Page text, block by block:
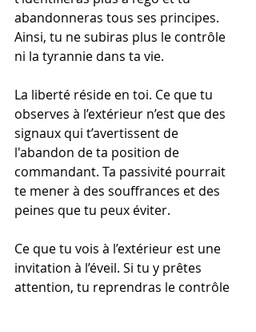
abandonneras tous ses principes.
Ainsi, tu ne subiras plus le contrôle
ni la tyrannie dans ta vie.
La liberté réside en toi. Ce que tu
observes à l’extérieur n’est que des
signaux qui t’avertissent de
l'abandon de ta position de
commandant. Ta passivité pourrait
te mener à des souffrances et des
peines que tu peux éviter.
Ce que tu vois à l’extérieur est une
invitation à l’éveil. Si tu y prêtes
attention, tu reprendras le contrôle